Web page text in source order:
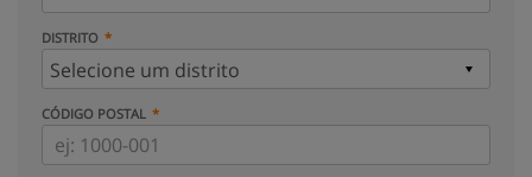
DISTRITO
CÓDIGO POSTAL